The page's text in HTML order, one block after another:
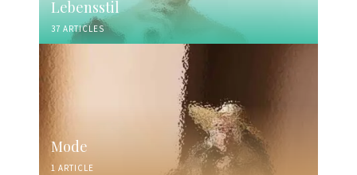
Lebensstil
37 ARTICLES
Mode
1 ARTICLE